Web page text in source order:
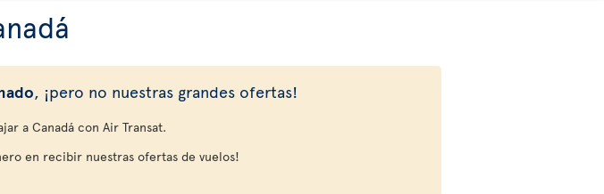
, ¡pero no nuestras grandes ofertas!
a Canadá con Air Transat.
en recibir nuestras ofertas de vuelos!